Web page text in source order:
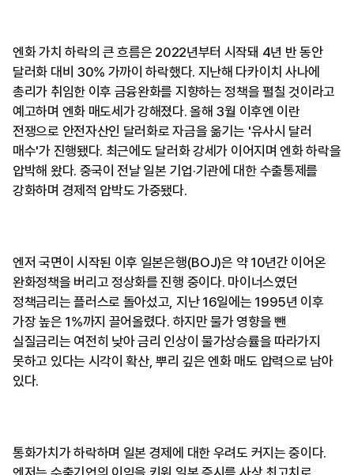
엔화 가치 하락의 큰 흐름은 2022년부터 시작돼 4년 반 동안
달러화 대비 30% 가까이 하락했다. 지난해 다카이치 사나에
총리가 취임한 이후 금융완화를 지향하는 정책을 펼칠 것이라고
예고하며 엔화 매도세가 강해졌다. 올해 3월 이후엔 이란
전쟁으로 안전자산인 달러화로 자금을 옮기는 '유사시 달러
매수'가 진행됐다. 최근에도 달러화 강세가 이어지며 엔화 하락을
압박해 왔다. 중국이 전날 일본 기업·기관에 대한 수출통제를
강화하며 경제적 압박도 가중됐다.
엔저 국면이 시작된 이후 일본은행(BOJ)은 약 10년간 이어온
완화정책을 버리고 정상화를 진행 중이다. 마이너스였던
정책금리는 플러스로 돌아섰고, 지난 16일에는 1995년 이후
가장 높은 1%까지 끌어올렸다. 하지만 물가 영향을 뺀
실질금리는 여전히 낮아 금리 인상이 물가상승률을 따라가지
못하고 있다는 시각이 확산, 뿌리 깊은 엔화 매도 압력으로 남아
있다.
통화가치가 하락하며 일본 경제에 대한 우려도 커지는 중이다.